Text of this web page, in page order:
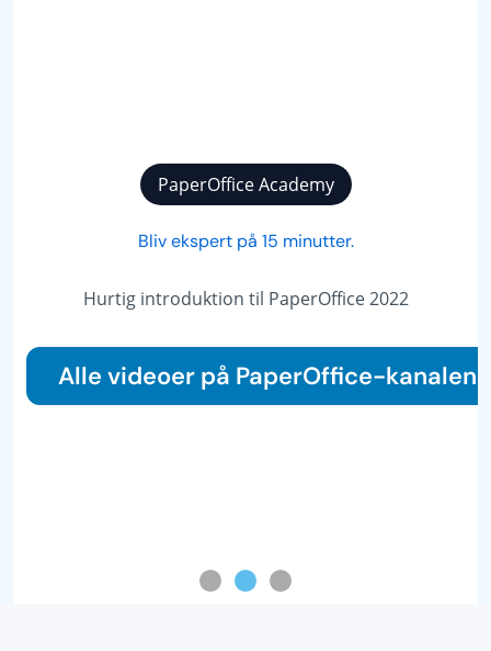
PaperOffice Academy
Bliv ekspert på 15 minutter.
Hurtig introduktion til PaperOffice 2022
Alle videoer på PaperOffice-kanalen